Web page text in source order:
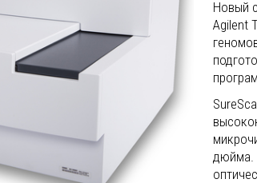
Новый
Agilent
дюйма.